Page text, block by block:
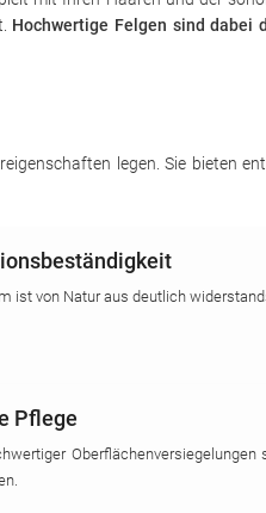
Hochwertige Felgen sind dabei
legen. Sie bieten
ist von Natur aus deutlich
Pflege